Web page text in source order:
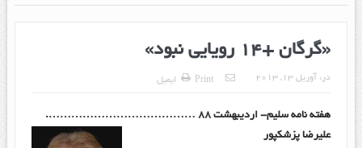
«گرگان +۱۴ رویایی نبود»
در: آوریل 13, 2013 Print ایمیل
هفته نامه سلیم- اردیبهشت ۸۸ ………………………………….
علیرضا پزشکپور